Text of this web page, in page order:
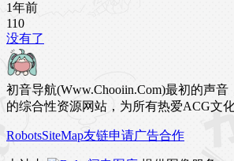
1年前
110
没有了
初音导航(Www.Chooiin.Com)最初的声
的综合性资源网站，为所有热爱ACG文
RobotsSiteMap友链申请广告合作